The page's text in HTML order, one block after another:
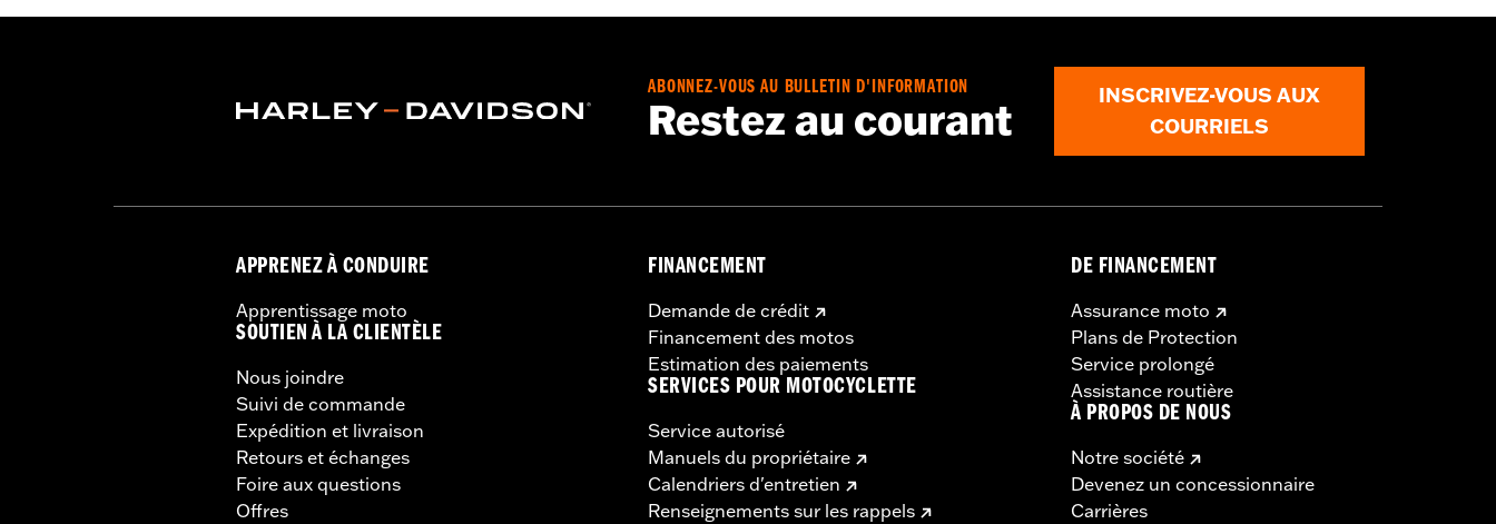
GARANTIE:Garantie limitée de 1 an – Accédez àwww.h-d.com/warrantypour obtenir tous les détails
ABONNEZ-VOUS AU BULLETIN D'INFORMATION
Restez au courant
INSCRIVEZ-VOUS AUX
COURRIELS
APPRENEZ À CONDUIRE
Apprentissage moto
SOUTIEN À LA CLIENTÈLE
Nous joindre
Suivi de commande
Expédition et livraison
Retours et échanges
Foire aux questions
Offres
FINANCEMENT
Demande de crédit
Financement des motos
Estimation des paiements
SERVICES POUR MOTOCYCLETTE
Service autorisé
Manuels du propriétaire
Calendriers d'entretien
Renseignements sur les rappels
DE FINANCEMENT
Assurance moto
Plans de Protection
Service prolongé
Assistance routière
À PROPOS DE NOUS
Notre société
Devenez un concessionnaire
Carrières